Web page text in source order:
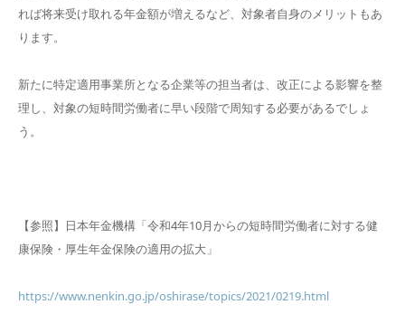
れば将来受け取れる年金額が増えるなど、対象者自身のメリットもあ
ります。
新たに特定適用事業所となる企業等の担当者は、改正による影響を整
理し、対象の短時間労働者に早い段階で周知する必要があるでしょ
う。
【参照】日本年金機構「令和4年10月からの短時間労働者に対する健
康保険・厚生年金保険の適用の拡大」
https://www.nenkin.go.jp/oshirase/topics/2021/0219.html